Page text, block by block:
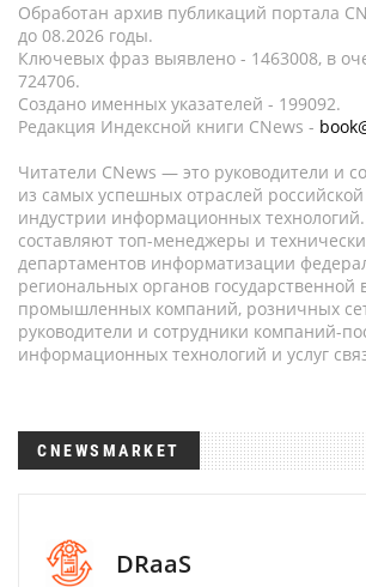
Обработан архив публикаций портала
до 08.2026 годы.
Ключевых фраз выявлено - 1463008, в
724706.
Создано именных указателей - 199092.
Редакция Индексной книги CNews -
Читатели CNews — это руководители и
из самых успешных отраслей
индустрии информационных
составляют топ-менеджеры и
департаментов информатизации
региональных органов государственной
промышленных компаний, розничных
руководители и сотрудники компаний-
информационных технологий и услуг
CNEWSMARKET
DRaaS